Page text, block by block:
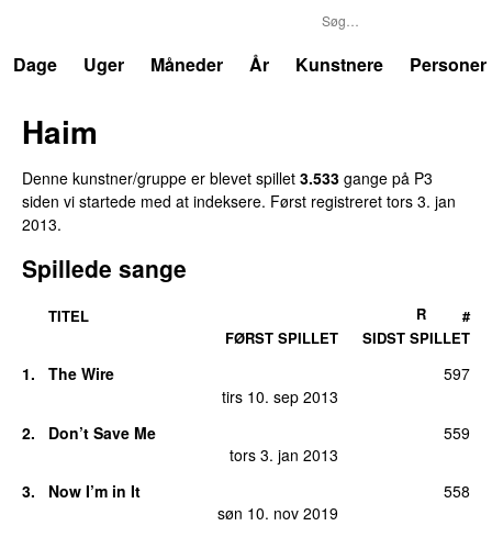
Dage
Uger Måneder År Kunstnere Personer
Haim
Denne kunstner/gruppe er blevet spillet 3.533 gange på P3
siden vi startede med at indeksere. Først registreret tors 3. jan
2013.
Spillede sange
TITEL
FØRST SPILLET
SIDST SPILLET
R #
1.
The Wire
tirs 10. sep 2013
597
2. Don’t Save Me
tors 3. jan 2013
559
3. Now I’m in It
søn 10. nov 2019
558